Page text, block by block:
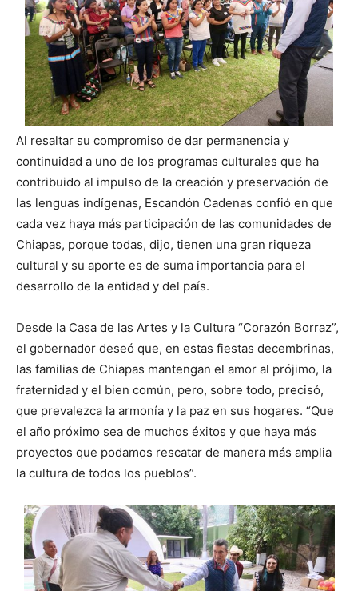
Al resaltar su compromiso de dar permanencia y
continuidad a uno de los programas culturales que ha
contribuido al impulso de la creación y preservación de
las lenguas indígenas, Escandón Cadenas confió en que
cada vez haya más participación de las comunidades de
Chiapas, porque todas, dijo, tienen una gran riqueza
cultural y su aporte es de suma importancia para el
desarrollo de la entidad y del país.
Desde la Casa de las Artes y la Cultura “Corazón Borraz”,
el gobernador deseó que, en estas fiestas decembrinas,
las familias de Chiapas mantengan el amor al prójimo, la
fraternidad y el bien común, pero, sobre todo, precisó,
que prevalezca la armonía y la paz en sus hogares. “Que
el año próximo sea de muchos éxitos y que haya más
proyectos que podamos rescatar de manera más amplia
la cultura de todos los pueblos”.